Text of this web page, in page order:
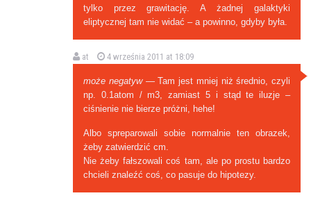
tylko przez grawitację. A żadnej galaktyki
eliptycznej tam nie widać – a powinno, gdyby była.
at 4 września 2011 at 18:09
może negatyw— Tam jest mniej niż średnio, czyli
np. 0.1atom / m3, zamiast 5 i stąd te iluzje –
ciśnienie nie bierze próżni, hehe!
Albo spreparowali sobie normalnie ten obrazek,
żeby zatwierdzić cm.
Nie żeby fałszowali coś tam, ale po prostu bardzo
chcieli znaleźć coś, co pasuje do hipotezy.